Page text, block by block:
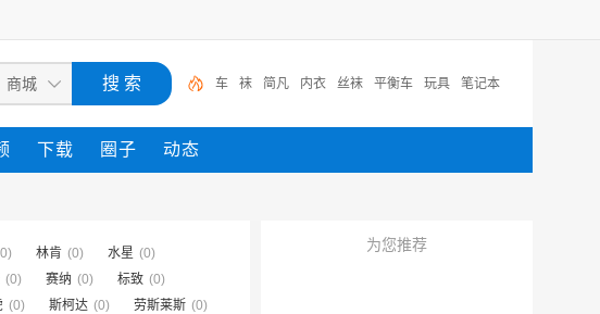
车 袜 简凡 内衣 丝袜 平衡车 玩具 笔记本
下载 圈子 动态
林肯 (0) 水星 (0)
(0) 赛纳 (0) 标致 (0)
(0) 斯柯达 (0) 劳斯莱斯 (0)
为您推荐